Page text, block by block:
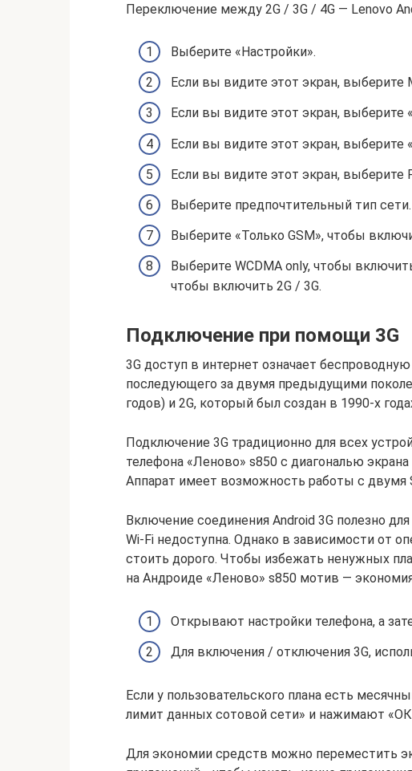
Переключение между 2G / 3G / 4G — Lenovo
Выберите «Настройки».
Если вы видите этот экран,
Если вы видите этот экран, выберите
Если вы видите этот экран, выберите
Если вы видите этот экран, выберите
Выберите предпочтительный тип сети.
Выберите «Только GSM», чтобы
Выберите WCDMA only, чтобы
чтобы включить 2G / 3G.
Подключение при помощи 3G
3G доступ в интернет означает
последующего за двумя предыдущими
годов) и 2G, который был создан в 1990-х
Подключение 3G традиционно для всех
телефона «Леново» s850 с диагональю
Аппарат имеет возможность работы с двумя
Включение соединения Android 3G полезно
Wi-Fi недоступна. Однако в зависимости от
стоить дорого. Чтобы избежать ненужных
на Андроиде «Леново» s850 мотив —
Открывают настройки телефона, а
Для включения / отключения 3G,
Если у пользовательского плана есть
лимит данных сотовой сети» и нажимают
Для экономии средств можно переместить